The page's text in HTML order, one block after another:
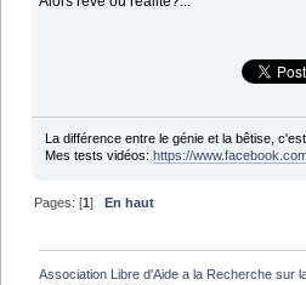
La différence entre le génie et la bêtise,
Mes tests vidéos: https://
Pages: [1]
En haut
Association Libre d'Aide a la Recherche sur